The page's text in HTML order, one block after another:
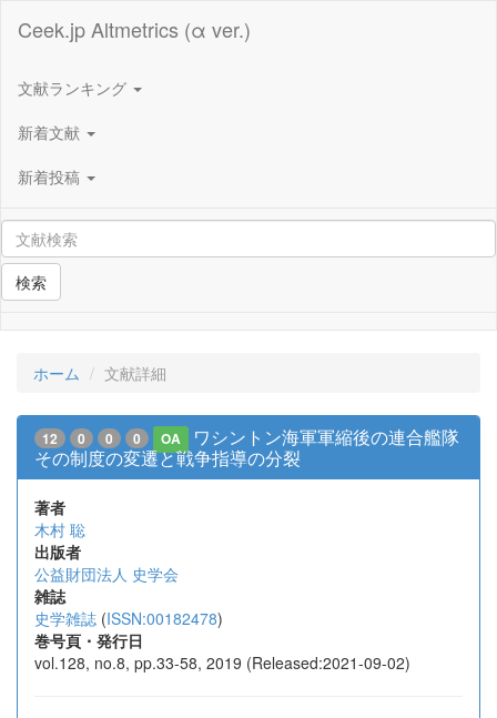
Ceek.jp Altmetrics (α ver.)
文献ランキング
新着文献
新着投稿
検索
ホーム 文献詳細
12 0 0 0 OA
ワシントン海軍軍縮後の連合艦隊
その制度の変遷と戦争指導の分裂
著者
木村 聡
出版者
公益財団法人 史学会
雑誌
史学雑誌 (ISSN:00182478)
巻号頁・発行日
vol.128, no.8, pp.33-58, 2019 (Released:2021-09-02)